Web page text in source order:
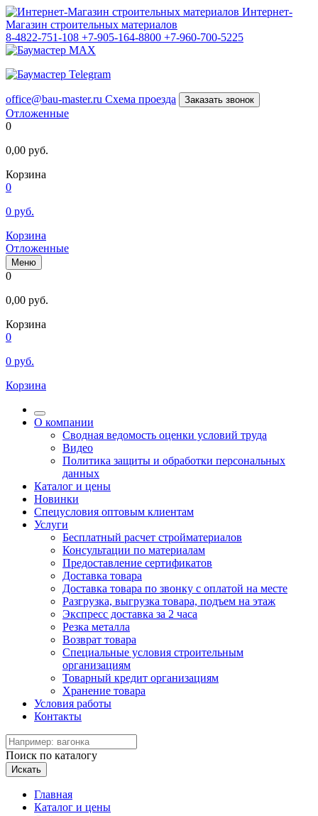
Интернет-
Магазин строительных материалов
8-4822-751-108 +7-905-164-8800 +7-960-700-5225
office@bau-master.ru Схема проезда Заказать звонок
Отложенные
0
0,00 руб.
Корзина
0
0 руб.
Корзина
Отложенные
Меню
0
0,00 руб.
Корзина
0
0 руб.
Корзина
О компании
Сводная ведомость оценки условий труда
Видео
Политика защиты и обработки персональных
данных
Каталог и цены
Новинки
Спецусловия оптовым клиентам
Услуги
Бесплатный расчет стройматериалов
Консультации по материалам
Предоставление сертификатов
Доставка товара
Доставка товара по звонку с оплатой на месте
Разгрузка, выгрузка товара, подъем на этаж
Экспресс доставка за 2 часа
Резка металла
Возврат товара
Специальные условия строительным
организациям
Товарный кредит организациям
Хранение товара
Условия работы
Контакты
Поиск по каталогу
Искать
Главная
Каталог и цены